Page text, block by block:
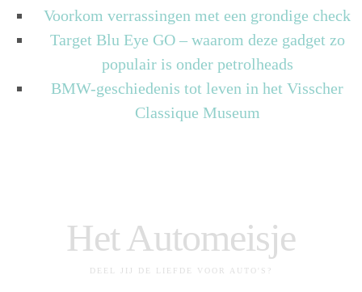
Voorkom verrassingen met een grondige check
Target Blu Eye GO – waarom deze gadget zo
populair is onder petrolheads
BMW-geschiedenis tot leven in het Visscher
Classique Museum
Het Automeisje
DEEL JIJ DE LIEFDE VOOR AUTO'S?